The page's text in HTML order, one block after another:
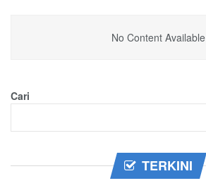
No Content Available
Cari
TERKINI